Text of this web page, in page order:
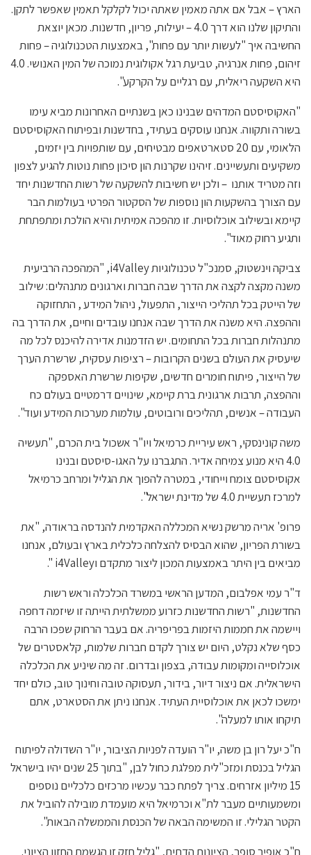
הארץ – אבל אם אתה מאמין שאתה יכול לקלקל תאמין שאפשר לתקן.
והתיקון שלנו הוא דרך 4.0 – יעילות, פריון, חדשנות. מכאן יוצאת
החשיבה איך "לעשות יותר עם פחות", באמצעות הטכנולוגיה – פחות
זיהום, פחות אנרגיה, טביעת רגל אקולוגית נמוכה של המין האנושי. 4.0
היא השקעה ריאלית, עם רגליים על הקרקע".
"האקוסיסטם המדהים שבנינו כאן בשנתיים האחרונות מביא עימו
בשורה ותקווה. אנחנו עוסקים בעתיד, בחדשנות ובפיתוח האקוסיסטם
הלאומי, עם 20 סטארטאפים מבטיחים, עם שותפויות בין יזמים,
משקיעים ותעשיינים. זיהינו שקרנות הון סיכון פחות נוטות להגיע לצפון
וזה מטריד אותנו – ולכן יש חשיבות להשקעה של רשות החדשנות יחד
עם הצורך בהשקעות הון נוספות של הסקטור הפרטי בעולמות הבר
קיימא ובשילוב אוכלוסיות. זו מהפכה אמיתית והיא הולכת ומתפתחת
ותגיע רחוק מאוד".
צביקה וינשטוק, סמנכ"ל טכנולוגיות i4Valley, "המהפכה הרביעית
משנה מקצה לקצה את הדרך שבה חברות וארגונים מתנהלים: שילוב
של הייטק בכל תהליכי הייצור, התפעול, ניהול המידע , התחזוקה
וההפצה. היא משנה את הדרך שבה אנחנו עובדים וחיים, את הדרך בה
מתנהלות חברות בכל התחומים. יש הזדמנות אדירה להיכנס לכל מה
שיעסיק את העולם בשנים הקרובות – רציפות עסקית, שרשרת הערך
של הייצור, פיתוח חומרים חדשים, שקיפות שרשרת האספקה
וההפצה, תרבות ארגונית ברת קיימא, שינויים דרמטיים בעולם כח
העבודה – אנשים, תהליכים ורובוטים, עולמות מערכות המידע ועוד".
משה קונינסקי, ראש עיריית כרמיאל ויו"ר אשכול בית הכרם, "תעשיה
4.0 היא מנוע צמיחה אדיר. התגברנו על האגו-סיסטם ובנינו
אקוסיסטם צומח וייחודי, במטרה להפוך את הגליל ומרחב כרמיאל
למרכז תעשיית 4.0 של מדינת ישראל".
פרופ' אריה מרשק נשיא המכללה האקדמית להנדסה בראודה, "את
בשורת הפריון, שהוא הבסיס להצלחה כלכלית בארץ ובעולם, אנחנו
מביאים בין היתר באמצעות המכון ליצור מתקדם וi4Valley ".
ד"ר עמי אפלבום, המדען הראשי במשרד הכלכלה וראש רשות
החדשנות, "רשות החדשנות כזרוע ממשלתית הייתה זו שיזמה דחפה
ויישמה את חממות היזמות בפריפריה. אם בעבר הרחוק שפכו הרבה
כסף שלא נקלט, היום יש צורך לקדם חברות שלמות, קלאסטרים של
אוכלוסייה ומקומות עבודה, בצפון ובדרום. זה מה שיניע את הכלכלה
הישראלית. אם ניצור דיור, בידור, תעסוקה טובה וחינוך טוב, כולם יחד
ימשכו לכאן את אוכלוסיית העתיד. אנחנו ניתן את הסטארט, אתם
תיקחו אותו למעלה".
ח"כ יעל רון בן משה, יו"ר הועדה לפניות הציבור, יו"ר השדולה לפיתוח
הגליל בכנסת ומזכ"לית מפלגת כחול לבן, "בתוך 25 שנים יהיו בישראל
15 מיליון אזרחים. צריך לפתח כבר עכשיו מרכזים כלכליים נוספים
ומשמעותיים מעבר לת"א וכרמיאל היא מועמדת מובילה להוביל את
הקטר הגלילי. זו המשימה הבאה של הכנסת והממשלה הבאות".
ח"כ אופיר סופר, הציונות הדתית, "גליל חזק זו הגשמת החזון הציוני.